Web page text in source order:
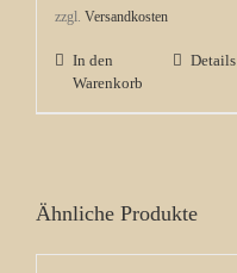
zzgl. Versandkosten
In den
Warenkorb
Details
Ähnliche Produkte